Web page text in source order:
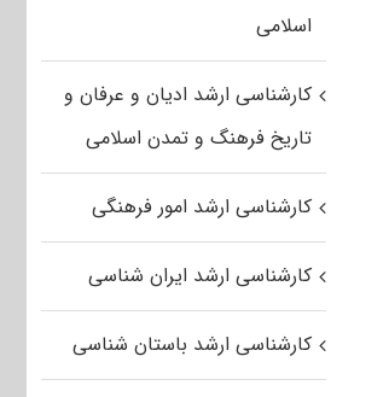
اسلامی
کارشناسی ارشد ادیان و عرفان و
تاریخ فرهنگ و تمدن اسلامی
کارشناسی ارشد امور فرهنگی
کارشناسی ارشد ایران شناسی
کارشناسی ارشد باستان شناسی